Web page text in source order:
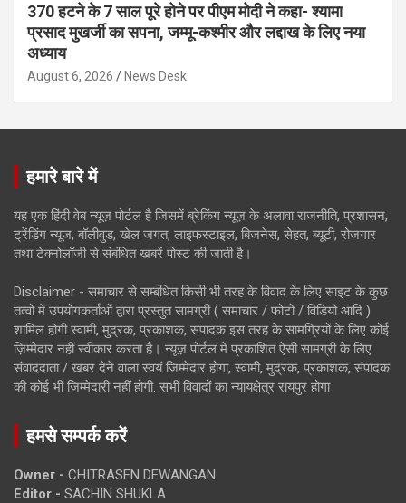
370 हटने के 7 साल पूरे होने पर पीएम मोदी ने कहा- श्यामा
प्रसाद मुखर्जी का सपना, जम्मू-कश्मीर और लद्दाख के लिए नया
अध्याय
August 6, 2026 News Desk
हमारे बारे में
यह एक हिंदी वेब न्यूज़ पोर्टल है जिसमें ब्रेकिंग न्यूज़ के अलावा राजनीति, प्रशासन,
ट्रेंडिंग न्यूज, बॉलीवुड, खेल जगत, लाइफस्टाइल, बिजनेस, सेहत, ब्यूटी, रोजगार
तथा टेक्नोलॉजी से संबंधित खबरें पोस्ट की जाती है।
Disclaimer - समाचार से सम्बंधित किसी भी तरह के विवाद के लिए साइट के कुछ
तत्वों में उपयोगकर्ताओं द्वारा प्रस्तुत सामग्री ( समाचार / फोटो / विडियो आदि )
शामिल होगी स्वामी, मुद्रक, प्रकाशक, संपादक इस तरह के सामग्रियों के लिए कोई
ज़िम्मेदार नहीं स्वीकार करता है। न्यूज़ पोर्टल में प्रकाशित ऐसी सामग्री के लिए
संवाददाता / खबर देने वाला स्वयं जिम्मेदार होगा, स्वामी, मुद्रक, प्रकाशक, संपादक
की कोई भी जिम्मेदारी नहीं होगी. सभी विवादों का न्यायक्षेत्र रायपुर होगा
हमसे सम्पर्क करें
Owner - CHITRASEN DEWANGAN
Editor - SACHIN SHUKLA